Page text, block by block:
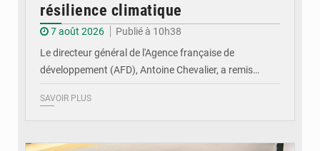
résilience climatique
7 août 2026
Publié à 10h38
Le directeur général de l'Agence française de
développement (AFD), Antoine Chevalier, a remis…
SAVOIR PLUS